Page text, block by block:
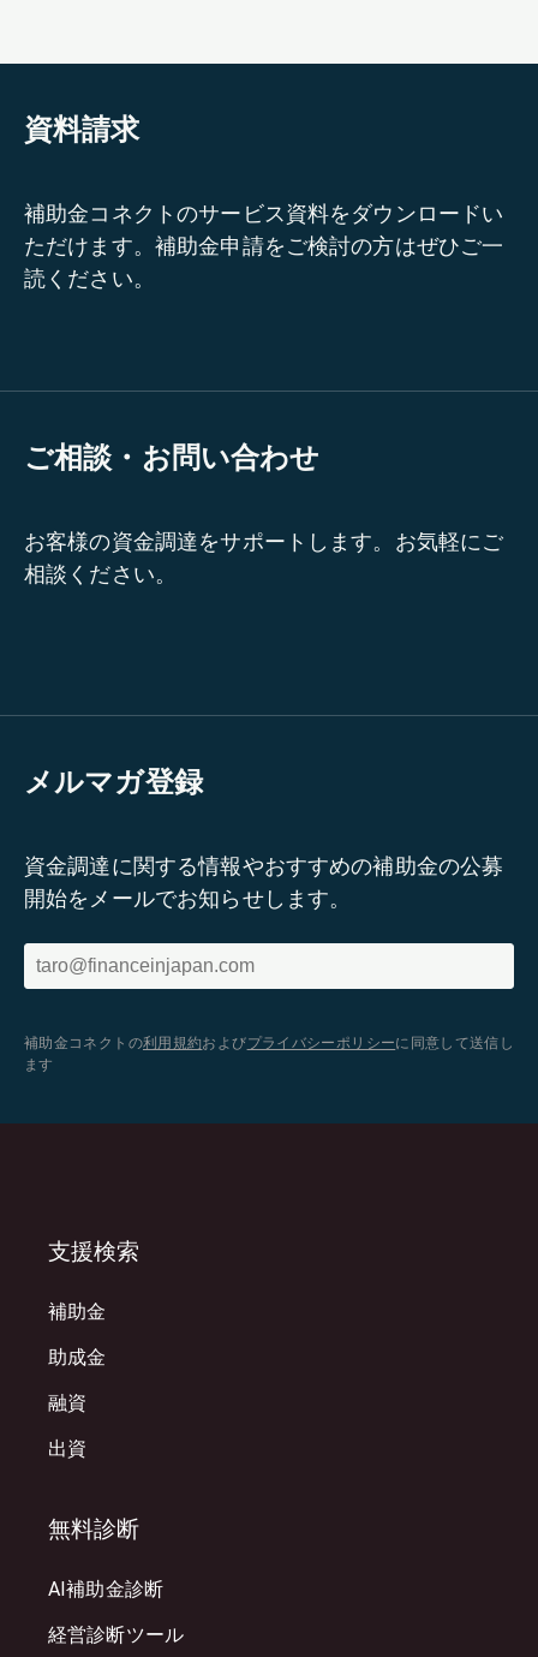
資料請求
補助金コネクトのサービス資料をダウンロードい
ただけます。補助金申請をご検討の方はぜひご一
読ください。
ご相談・お問い合わせ
お客様の資金調達をサポートします。お気軽にご
相談ください。
メルマガ登録
資金調達に関する情報やおすすめの補助金の公募
開始をメールでお知らせします。
補助金コネクトの利用規約およびプライバシーポリシーに同意して送信し
ます
支援検索
補助金
助成金
融資
出資
無料診断
AI補助金診断
経営診断ツール